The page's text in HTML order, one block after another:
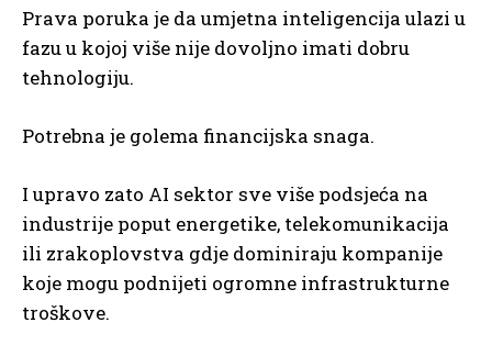
Prava poruka je da umjetna inteligencija ulazi u
fazu u kojoj više nije dovoljno imati dobru
tehnologiju.
Potrebna je golema financijska snaga.
I upravo zato AI sektor sve više podsjeća na
industrije poput energetike, telekomunikacija
ili zrakoplovstva gdje dominiraju kompanije
koje mogu podnijeti ogromne infrastrukturne
troškove.